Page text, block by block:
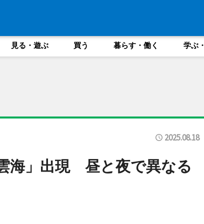
見る・遊ぶ 買う 暮らす・働く 学ぶ
2025.08.18
海」出現 昼と夜で異なる